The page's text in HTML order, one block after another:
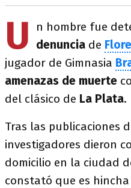
U
n hombre fue
denuncia de
jugador de Gimnasia
amenazas de muerte
del clásico de La Plata.
Tras las publicaciones
investigadores dieron
domicilio en la ciudad
constató que es hincha